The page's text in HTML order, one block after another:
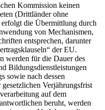
Kommission keinen
(Drittländer ohne
erfolgt die Übermittlung durch
von Mechanismen,
entsprechen, darunter
der EU.
werden für die Dauer des
Bildungsdienstleistungen
sowie nach dessen
Verjährungsfrist
auf dem
beruht, werden